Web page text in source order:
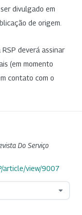
divulgado em
de origem.
deverá assinar
(em momento
contato com o
Do Serviço
article/view/9007